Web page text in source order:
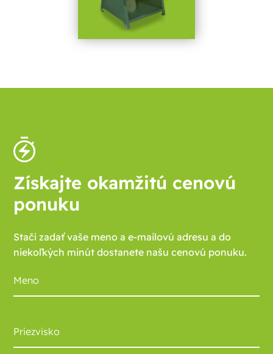
Získajte okamžitú cenovú
ponuku
Stačí zadať vaše meno a e-mailovú adresu a do
niekoľkých minút dostanete našu cenovú ponuku.